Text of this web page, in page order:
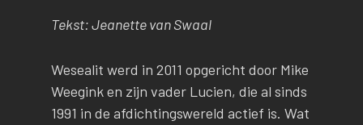
Tekst: Jeanette van Swaal
Wesealit werd in 2011 opgericht door Mike
Weegink en zijn vader Lucien, die al sinds
1991 in de afdichtingswereld actief is. Wat